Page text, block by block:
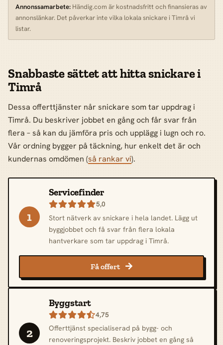
Annonssamarbete: Händig.com är kostnadsfritt och finansieras av
annonslänkar. Det påverkar inte vilka lokala snickare i Timrå vi
listar.
Snabbaste sättet att hitta snickare i
Timrå
Dessa offerttjänster når snickare som tar uppdrag i
Timrå. Du beskriver jobbet en gång och får svar från
flera – så kan du jämföra pris och upplägg i lugn och ro.
Vår ordning bygger på täckning, hur enkelt det är och
kundernas omdömen (så rankar vi).
1
Servicefinder
5,0
Stort nätverk av snickare i hela landet. Lägg ut
byggjobbet och få svar från flera lokala
hantverkare som tar uppdrag i Timrå.
Få offert 
2
Byggstart
4,75
Offerttjänst specialiserad på bygg- och
renoveringsprojekt. Beskriv jobbet en gång så